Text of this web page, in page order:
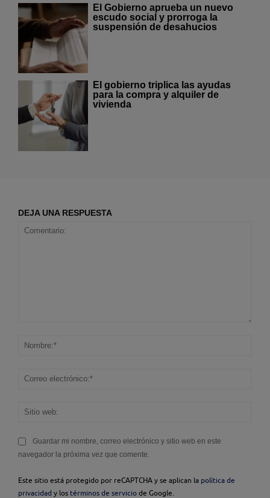
El Gobierno aprueba un nuevo
escudo social y prorroga la
suspensión de desahucios
El gobierno triplica las ayudas
para la compra y alquiler de
vivienda
DEJA UNA RESPUESTA
Guardar mi nombre, correo electrónico y sitio web en este
navegador la próxima vez que comente.
Este sitio está protegido por reCAPTCHA y se aplican la política de
privacidad y los términos de servicio de Google.